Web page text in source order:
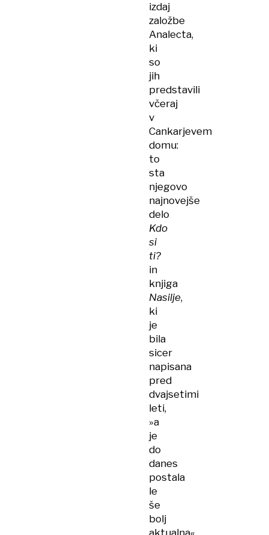
izdaj
založbe
Analecta,
ki
so
jih
predstavili
včeraj
v
Cankarjevem
domu:
to
sta
njegovo
najnovejše
delo
Kdo
si
ti?
in
knjiga
Nasilje,
ki
je
bila
sicer
napisana
pred
dvajsetimi
leti,
»a
je
do
danes
postala
le
še
bolj
aktualna«,